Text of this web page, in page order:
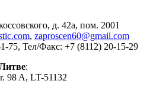
д. 42а, пом. 2001
, zaproscen60@gmail.com
75, Тел/Факс: +7 (8112) 20-15-29
:
98 A, LT-51132